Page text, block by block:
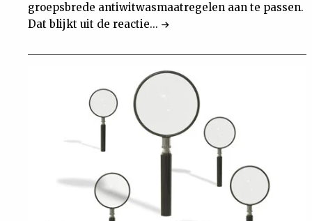
groepsbrede antiwitwasmaatregelen aan te passen.
Dat blijkt uit de reactie...